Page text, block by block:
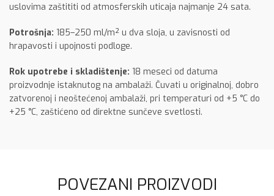
uslovima zaštititi od atmosferskih uticaja najmanje 24 sata.
Potrošnja: 185–250 ml/m² u dva sloja, u zavisnosti od
hrapavosti i upojnosti podloge.
Rok upotrebe i skladištenje: 18 meseci od datuma
proizvodnje istaknutog na ambalaži. Čuvati u originalnoj, dobro
zatvorenoj i neoštećenoj ambalaži, pri temperaturi od +5 °C do
+25 °C, zaštićeno od direktne sunčeve svetlosti.
POVEZANI PROIZVODI